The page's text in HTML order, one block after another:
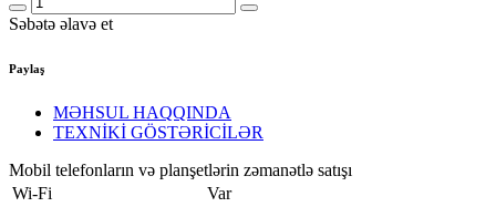
Səbətə əlavə et
Paylaş
MƏHSUL HAQQINDA
TEXNİKİ GÖSTƏRİCİLƏR
Mobil telefonların və planşetlərin zəmanətlə satışı
Wi-Fi
Var